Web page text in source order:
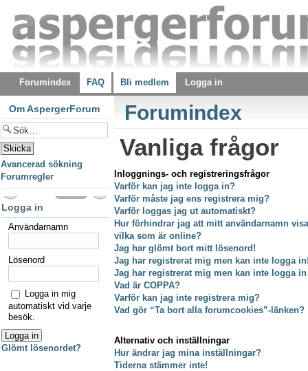
Forumindex FAQ Bli medlem Logga in
Forumindex
Vanliga frågor
Inloggnings- och registreringsfrågor
Varför kan jag inte logga in?
Varför måste jag ens registrera mig?
Varför loggas jag ut automatiskt?
Hur förhindrar jag att mitt användarnamn
vilka som är online?
Jag har glömt bort mitt lösenord!
Jag har registrerat mig men kan inte logga
Jag har registrerat mig men kan inte logga
Vad är COPPA?
Varför kan jag inte registrera mig?
Vad gör “Ta bort alla forumcookies”-länken?
Alternativ och inställningar
Hur ändrar jag mina inställningar?
Tiderna stämmer inte!
Om AspergerForum
Avancerad sökning
Forumregler
Logga in
Användarnamn
Lösenord
Logga in mig
automatiskt vid varje
besök.
Glömt lösenordet?